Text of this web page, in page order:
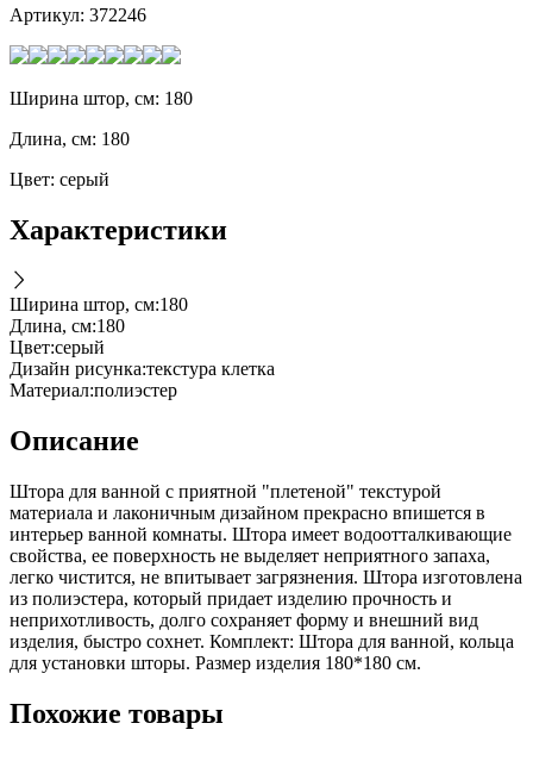
Артикул: 372246
Ширина штор, см: 180
Длина, см: 180
Цвет: серый
Характеристики
Ширина штор, см:180
Длина, см:180
Цвет:серый
Дизайн рисунка:текстура клетка
Материал:полиэстер
Описание
Штора для ванной с приятной "плетеной" текстурой
материала и лаконичным дизайном прекрасно впишется в
интерьер ванной комнаты. Штора имеет водоотталкивающие
свойства, ее поверхность не выделяет неприятного запаха,
легко чистится, не впитывает загрязнения. Штора изготовлена
из полиэстера, который придает изделию прочность и
неприхотливость, долго сохраняет форму и внешний вид
изделия, быстро сохнет. Комплект: Штора для ванной, кольца
для установки шторы. Размер изделия 180*180 см.
Похожие товары